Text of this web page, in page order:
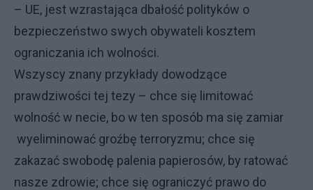
– UE, jest wzrastająca dbałość polityków o
bezpieczeństwo swych obywateli kosztem
ograniczania ich wolności.
Wszyscy znany przykłady dowodzące
prawdziwości tej tezy – chce się limitować
wolność w necie, bo w ten sposób ma się zamiar
wyeliminować groźbę terroryzmu; chce się
zakazać swobodę palenia papierosów, by ratować
nasze zdrowie; chce się ograniczyć prawo do